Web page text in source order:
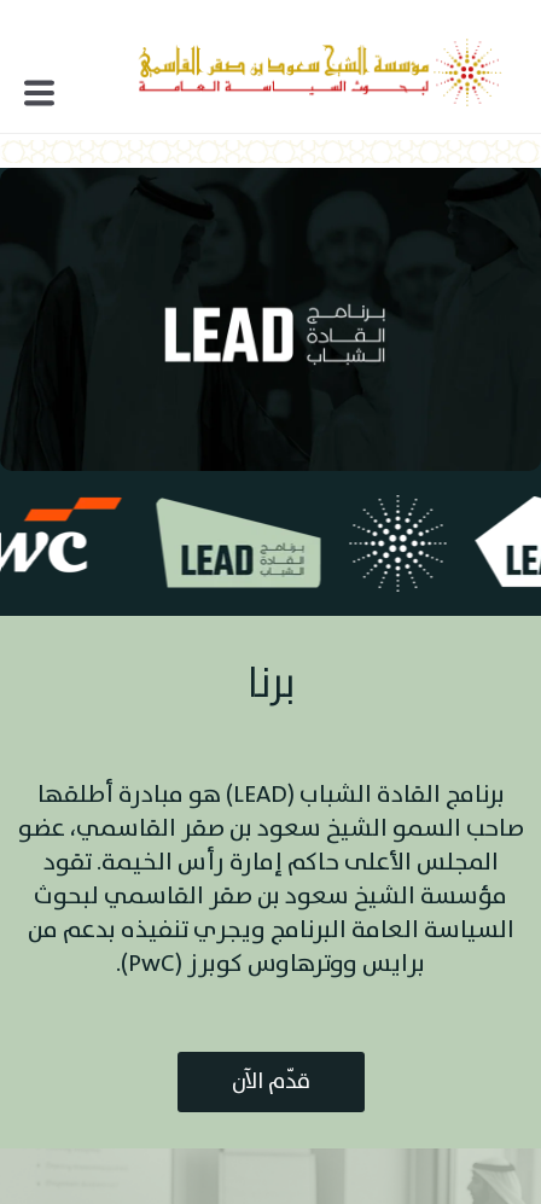
برنامج الق
برنامج القادة الشباب (LEAD) هو مبادرة أطلقها
صاحب السمو الشيخ سعود بن صقر القاسمي، عضو
المجلس الأعلى حاكم إمارة رأس الخيمة. تقود
مؤسسة الشيخ سعود بن صقر القاسمي لبحوث
السياسة العامة البرنامج ويجري تنفيذه بدعم من
برايس ووترهاوس كوبرز (PwC).
قدّم الآن